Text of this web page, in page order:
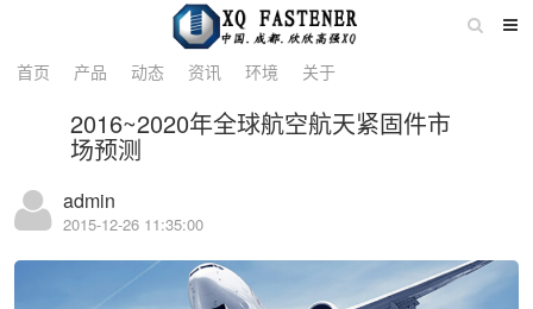
详情
首页 产品 动态 资讯 环境 关于
2016~2020年全球航空航天紧固件市
场预测
admin
2015-12-26 11:35:00